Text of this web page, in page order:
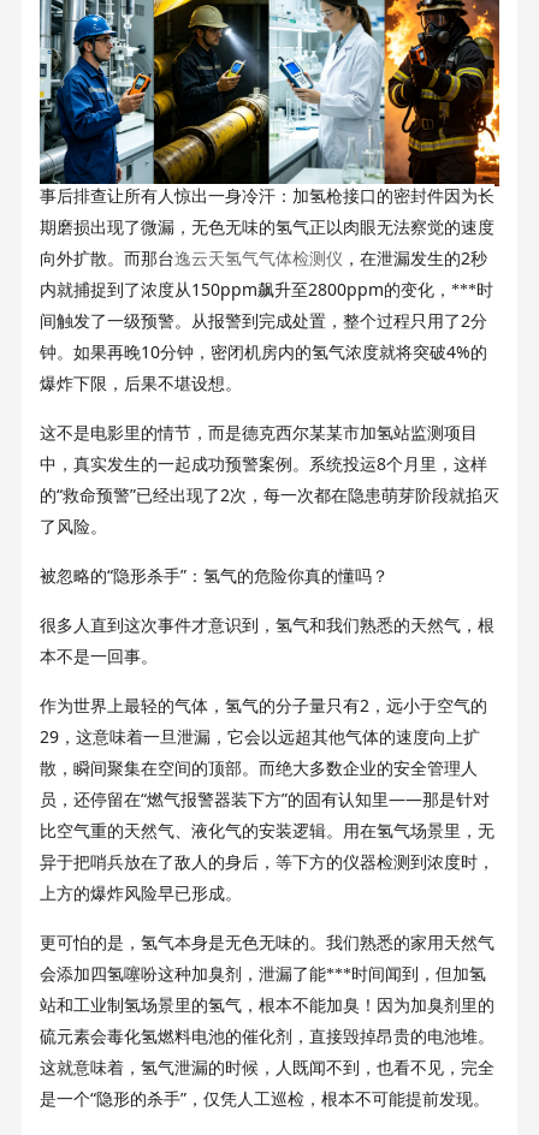
事后排查让所有人惊出一身冷汗：加氢枪接口的密封件因为长
期磨损出现了微漏，无色无味的氢气正以肉眼无法察觉的速度
向外扩散。而那台逸云天氢气气体检测仪 ，在泄漏发生的2秒
内就捕捉到了浓度从 150ppm飙升至2800ppm的变化，***时
间触发了一级预警。从报警到完成处置，整个过程只用了2分
钟。如果再晚10分钟，密闭机房内的氢气浓度就将突破4%的
爆炸下限，后果不堪设想。
这不是电影里的情节，而是德克西尔某某市加氢站监测项目
中，真实发生的一起成功预警案例。系统投运8个月里，这样
的“救命预警”已经出现了2次，每一次都在隐患萌芽阶段就掐灭
了风险。
被忽略的“隐形杀手”：氢气的危险你真的懂吗？
很多人直到这次事件才意识到，氢气和我们熟悉的天然气，根
本不是一回事。
作为世界上最轻的气体，氢气的分子量只有2 ，远小于空气的
29，这意味着一旦泄漏，它会以远超其他气体的速度向上扩
散，瞬间聚集在空间的顶部。而绝大多数企业的安全管理人
员，还停留在“燃气报警器装下方”的固有认知里——那是针对
比空气重的天然气、液化气的安装逻辑。用在氢气场景里，无
异于把哨兵放在了敌人的身后，等下方的仪器检测到浓度时，
上方的爆炸风险早已形成。
更可怕的是，氢气本身是无色无味的。我们熟悉的家用天然气
会添加四氢噻吩这种加臭剂，泄漏了能***时间闻到，但加氢
站和工业制氢场景里的氢气，根本不能加臭！因为加臭剂里的
硫元素会毒化氢燃料电池的催化剂，直接毁掉昂贵的电池堆。
这就意味着，氢气泄漏的时候，人既闻不到，也看不见，完全
是一个“隐形的杀手”，仅凭人工巡检，根本不可能提前发现。